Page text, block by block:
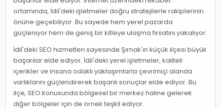
ortamında, İdil'deki işletmeler doğru stratejilerle rakiplerinin
önüne geçebiliyor. Bu sayede hem yerel pazarda
güçleniyor hem de geniş bir kitleye ulaşma fırsatını yakalıyor.
İdil'deki SEO hizmetleri sayesinde Şırnak'ın küçük ilçesi büyük
başarılar elde ediyor. İdil'deki yerel işletmeler, kaliteli
içerikler ve insana odaklı yaklaşımlarla çevrimiçi alanda
varlıklarını güçlendirerek başarılı sonuçlar elde ediyor. Bu
ilçe, SEO konusunda bölgesel bir merkez haline gelerek
diğer bölgeler için de örnek teşkil ediyor.